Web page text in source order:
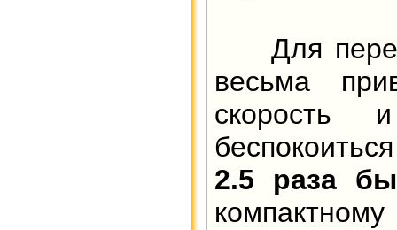
Для
весьма
скорость
2.5 раза